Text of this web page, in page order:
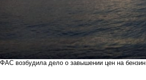
ФАС возбудила дело о завышении цен на бензин